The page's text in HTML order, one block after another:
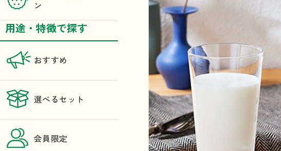
ン
用途・特徴で探す
おすすめ
選べるセット
会員限定